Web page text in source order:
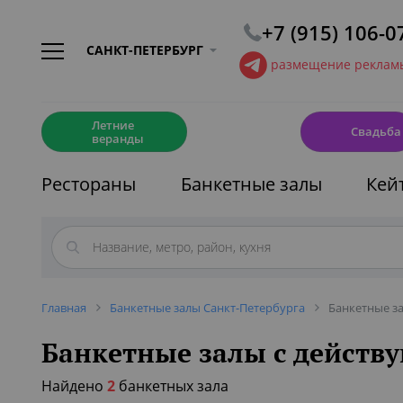
САНКТ-ПЕТЕРБУРГ
+7 (915) 106-
размещение
Летние
веранды
Свадьба
Рестораны Банкетные залы
Главная Банкетные залы Санкт-Петербурга Банкетные
Банкетные залы с
Найдено 2 банкетных зала